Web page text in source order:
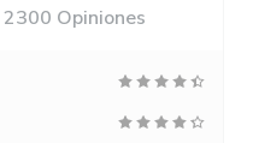
2300 Opiniones